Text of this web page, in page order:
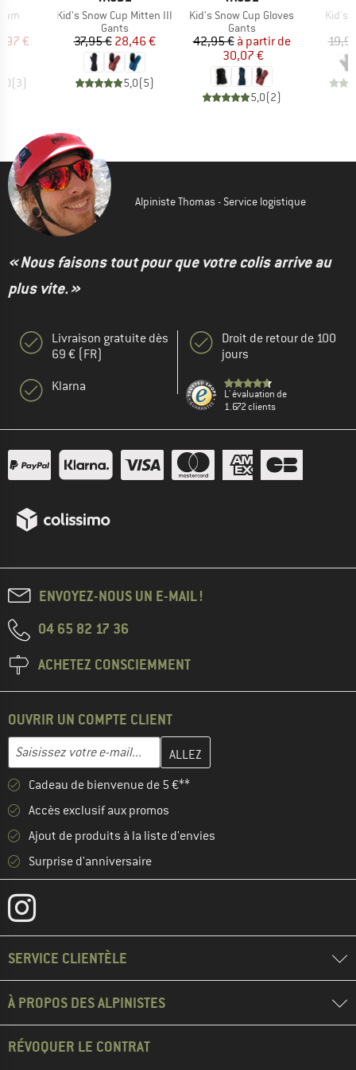
réduit
€
(3)
Article
Kid's Snow Cup Mitten III
Product group
Gants
Prix
37,95 € Prix réduit
28,46 €
5,0(5)
Article
Kid's Snow Cup Gloves
Product group
Gants
Prix
42,95 € Prix réduit
à partir de
30,07 €
5,0(2)
Article
Kid's
Alpiniste Thomas - Service logistique
« Nous faisons tout pour que votre colis arrive au
plus vite. »
Livraison gratuite dès
69 € (FR)
Klarna
Droit de retour de 100
jours
L' évaluation de
1.672 clients
ENVOYEZ-NOUS UN E-MAIL !
04 65 82 17 36
ACHETEZ CONSCIEMMENT
OUVRIR UN COMPTE CLIENT
Saisissez votre e-mail...
Entrez votre adresse e-mail ici et créez votre compte client à la
Cadeau de bienvenue de 5 €**
Accès exclusif aux promos
Ajout de produits à la liste d'envies
Surprise d'anniversaire
SERVICE CLIENTÈLE
À PROPOS DES ALPINISTES
RÉVOQUER LE CONTRAT